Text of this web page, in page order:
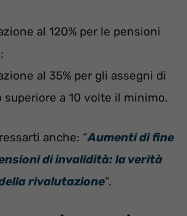
al 120% per le pensioni
al 35% per gli assegni di
superiore a 10 volte il minimo.
anche: “Aumenti di fine
di invalidità: la verità
rivalutazione“.